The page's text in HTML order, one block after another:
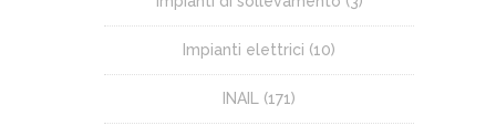
Impianti elettrici (10)
INAIL (171)